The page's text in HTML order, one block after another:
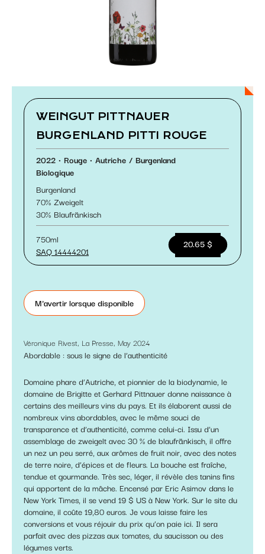
Paramétrer les cookies
WEINGUT PITTNAUER
BURGENLAND PITTI ROUGE
2022 Rouge Autriche
Burgenland
Biologique
Burgenland
70
Zweigelt
30
Blaufränkisch
750ml
SAQ 14444201
20.65 $
M'avertir lorsque disponible
Véronique Rivest, La Presse, May 2024
Abordable : sous le signe de l’authenticité
Domaine phare d’Autriche, et pionnier de la biodynamie, le
domaine de Brigitte et Gerhard Pittnauer donne naissance à
certains des meilleurs vins du pays. Et ils élaborent aussi de
nombreux vins abordables, avec le même souci de
transparence et d’authenticité, comme celui-ci. Issu d’un
assemblage de zweigelt avec 30 % de blaufränkisch, il offre
un nez un peu serré, aux arômes de fruit noir, avec des notes
de terre noire, d’épices et de fleurs. La bouche est fraîche,
tendue et gourmande. Très sec, léger, il révèle des tanins fins
qui apportent de la mâche. Encensé par Eric Asimov dans le
New York Times, il se vend 19 $ US à New York. Sur le site du
domaine, il coûte 19,80 euros. Je vous laisse faire les
conversions et vous réjouir du prix qu’on paie ici. Il sera
parfait avec des pizzas aux tomates, du saucisson ou des
légumes verts.